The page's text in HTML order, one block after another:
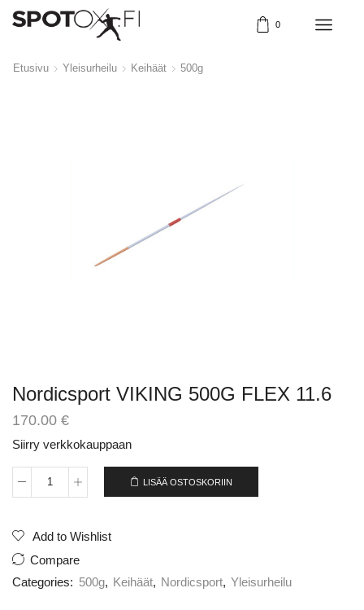
0
Etusivu Yleisurheilu Keihäät 500g
Nordicsport VIKING 500G FLEX 11.6
170.00 €
Siirry verkkokauppaan
Nordicsport
FLEX
määrä
LISÄÄ OSTOSKORIIN
Add to Wishlist
Compare
Categories: 500g, Keihäät, Nordicsport, Yleisurheilu